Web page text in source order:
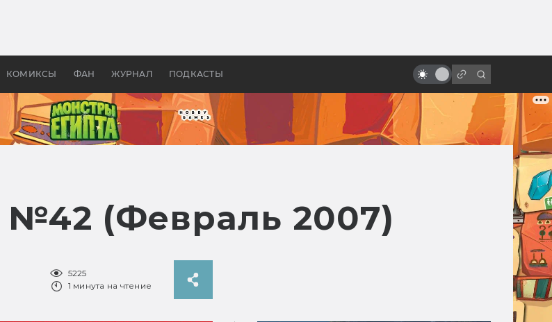
КОМИКСЫ ФАН ЖУРНАЛ ПОДКАСТЫ
—
бы «Властелина колец»
младшего
(Февраль 2007)
5225
1 минута на чтение